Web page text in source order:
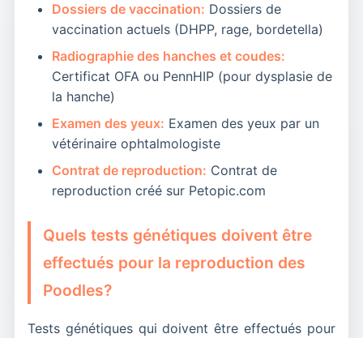
Dossiers de vaccination: Dossiers de
vaccination actuels (DHPP, rage, bordetella)
Radiographie des hanches et coudes:
Certificat OFA ou PennHIP (pour dysplasie de
la hanche)
Examen des yeux: Examen des yeux par un
vétérinaire ophtalmologiste
Contrat de reproduction: Contrat de
reproduction créé sur Petopic.com
Quels tests génétiques doivent être
effectués pour la reproduction des
Poodles?
Tests génétiques qui doivent être effectués pour